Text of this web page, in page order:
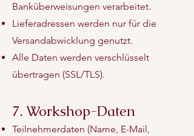
Banküberweisungen verarbeitet.
Lieferadressen werden nur für die
Versandabwicklung genutzt.
Alle Daten werden verschlüsselt
übertragen (SSL/TLS).
7. Workshop-Daten
Teilnehmerdaten (Name, E-Mail,